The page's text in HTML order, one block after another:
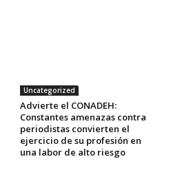
Uncategorized
Advierte el CONADEH:
Constantes amenazas contra
periodistas convierten el
ejercicio de su profesión en
una labor de alto riesgo